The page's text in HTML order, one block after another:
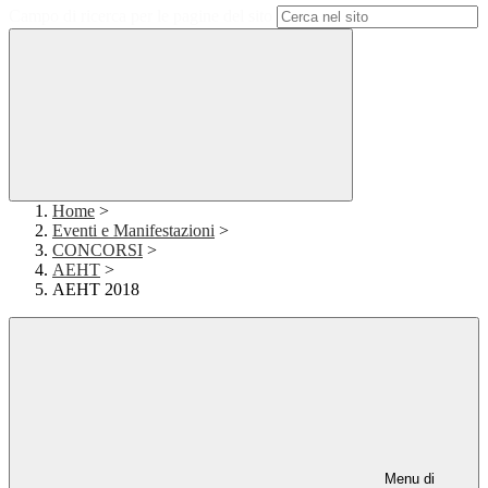
Home >
Eventi e Manifestazioni >
CONCORSI >
AEHT >
AEHT 2018
Menu di